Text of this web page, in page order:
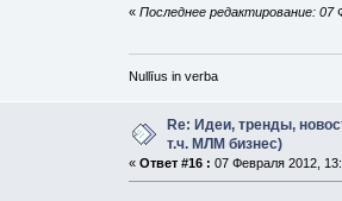
« Последнее редактирование: 07
Nullīus in verba
Re: Идеи, тренды,
т.ч. МЛМ бизнес)
« Ответ #16 : 07 Февраля 2012,